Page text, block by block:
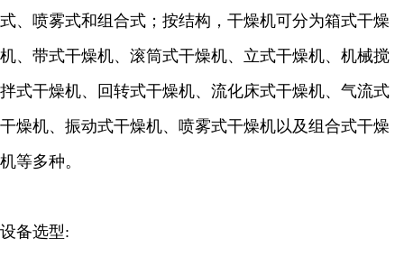
式、喷雾式和组合式；按结构，干燥机可分为箱式干燥
机、带式干燥机、滚筒式干燥机、立式干燥机、机械搅
拌式干燥机、回转式干燥机、流化床式干燥机、气流式
干燥机、振动式干燥机、喷雾式干燥机以及组合式干燥
机等多种。
设备选型: